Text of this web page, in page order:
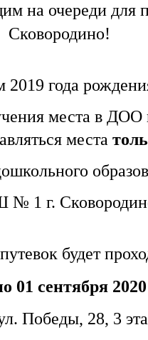
на очереди для
Сковородино!
2019 года
места в ДОО
места
1 г.
будет
01 сентября 2020
Победы, 28, 3